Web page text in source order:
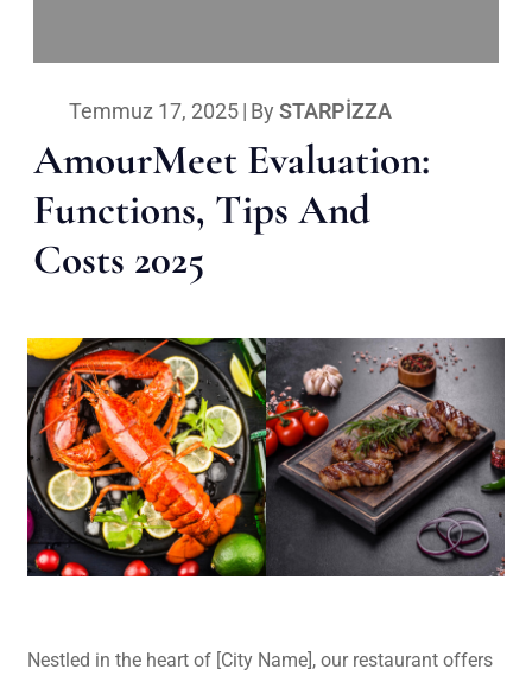
Temmuz 17, 2025| By STARPIZZA
AmourMeet Evaluation:
Functions, Tips And
Costs 2025
Nestled in the heart of [City Name], our restaurant offers